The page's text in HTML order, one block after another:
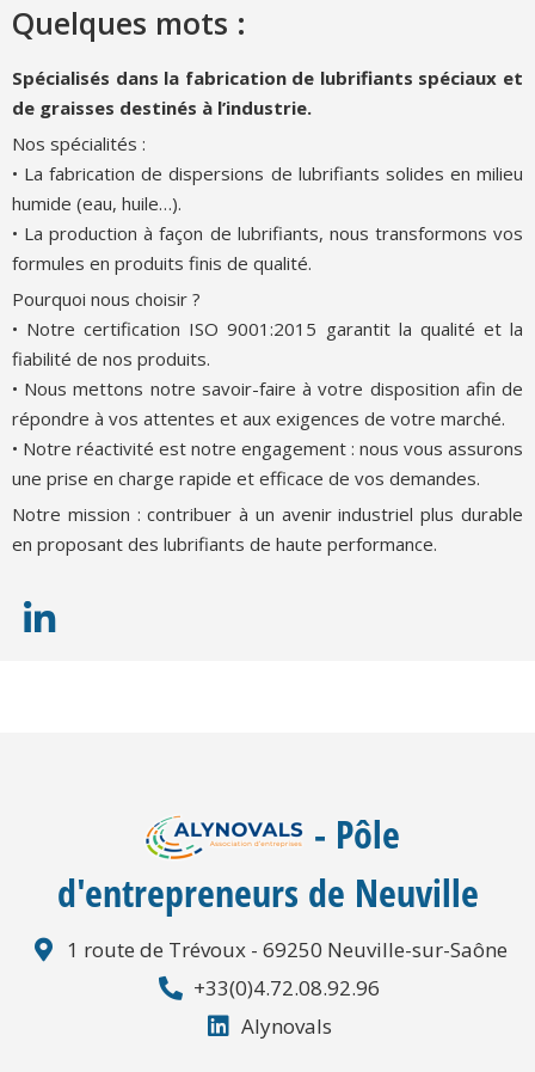
Quelques mots :
Spécialisés dans la fabrication de lubrifiants spéciaux et
de graisses destinés à l’industrie.
Nos spécialités :
• La fabrication de dispersions de lubrifiants solides en milieu
humide (eau, huile…).
• La production à façon de lubrifiants, nous transformons vos
formules en produits finis de qualité.
Pourquoi nous choisir ?
• Notre certification ISO 9001:2015 garantit la qualité et la
fiabilité de nos produits.
• Nous mettons notre savoir-faire à votre disposition afin de
répondre à vos attentes et aux exigences de votre marché.
• Notre réactivité est notre engagement : nous vous assurons
une prise en charge rapide et efficace de vos demandes.
Notre mission : contribuer à un avenir industriel plus durable
en proposant des lubrifiants de haute performance.
- Pôle
d'entrepreneurs de Neuville
1 route de Trévoux - 69250 Neuville-sur-Saône
+33(0)4.72.08.92.96
Alynovals